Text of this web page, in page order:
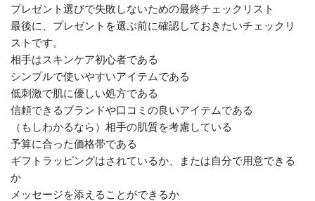
プレゼント選びで失敗しないための最終チェックリスト
最後に、プレゼントを選ぶ前に確認しておきたいチェックリ
ストです。
相手はスキンケア初心者である
シンプルで使いやすいアイテムである
低刺激で肌に優しい処方である
信頼できるブランドや口コミの良いアイテムである
（もしわかるなら）相手の肌質を考慮している
予算に合った価格帯である
ギフトラッピングはされているか、または自分で用意できる
か
メッセージを添えることができるか